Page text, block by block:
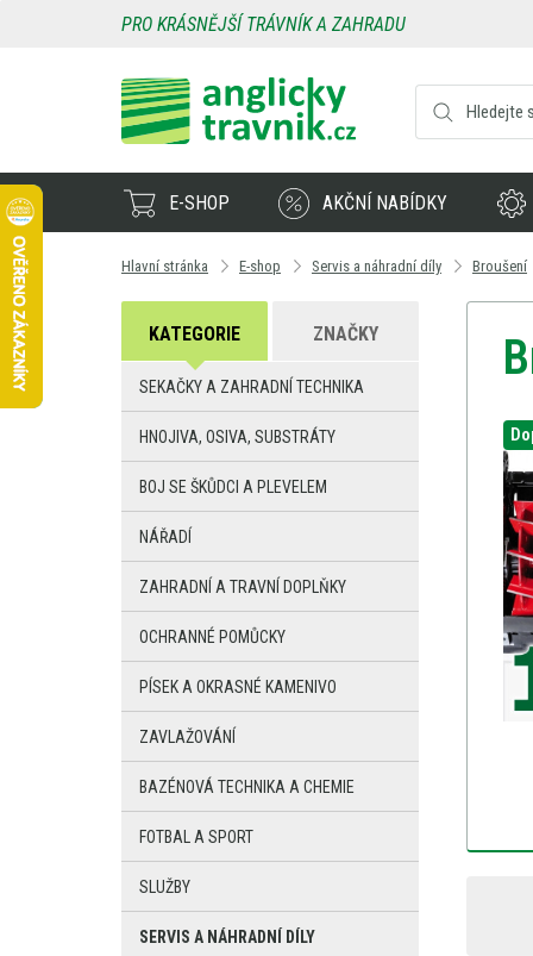
PRO KRÁSNĚJŠÍ TRÁVNÍK A ZAHRADU
E-SHOP AKČNÍ NABÍDKY
Hlavní stránka E-shop Servis a náhradní díly Broušení
KATEGORIE ZNAČKY
SEKAČKY A ZAHRADNÍ TECHNIKA
HNOJIVA, OSIVA, SUBSTRÁTY
BOJ SE ŠKŮDCI A PLEVELEM
NÁŘADÍ
ZAHRADNÍ A TRAVNÍ DOPLŇKY
OCHRANNÉ POMŮCKY
PÍSEK A OKRASNÉ KAMENIVO
ZAVLAŽOVÁNÍ
BAZÉNOVÁ TECHNIKA A CHEMIE
FOTBAL A SPORT
SLUŽBY
SERVIS A NÁHRADNÍ DÍLY